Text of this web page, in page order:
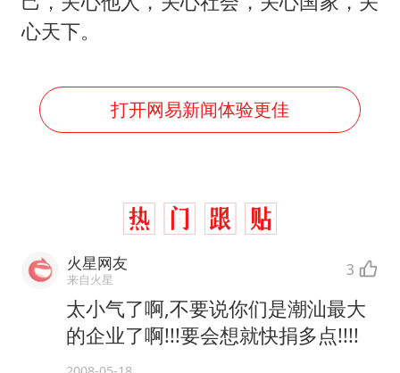
心天下。
打开网易新闻体验更佳
火星网友
来自火星 3
太小气了啊,不要说你们是潮汕最大
的企业了啊!!!要会想就快捐多点!!!!